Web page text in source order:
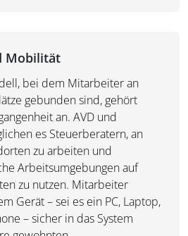
Mobilität
bei dem Mitarbeiter an
gebunden sind, gehört
an. AVD und
es Steuerberatern, an
zu arbeiten und
Arbeitsumgebungen auf
zu nutzen. Mitarbeiter
Gerät – sei es ein PC, Laptop,
– sicher in das System